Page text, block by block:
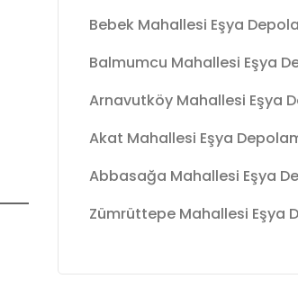
Bebek Mahallesi Eşya
Balmumcu Mahallesi Eşya
Arnavutköy Mahallesi Eşya
Akat Mahallesi Eşya
Abbasağa Mahallesi Eşya
Zümrüttepe Mahallesi Eşya